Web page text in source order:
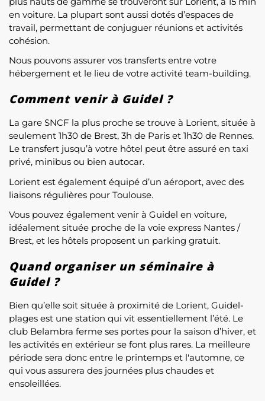
en voiture. La plupart sont aussi dotés d’espaces de
travail, permettant de conjuguer réunions et activités
cohésion.
Nous pouvons assurer vos transferts entre votre
hébergement et le lieu de votre activité team-building.
Comment venir à Guidel ?
La gare SNCF la plus proche se trouve à Lorient, située à
seulement 1h30 de Brest, 3h de Paris et 1h30 de Rennes.
Le transfert jusqu’à votre hôtel peut être assuré en taxi
privé, minibus ou bien autocar.
Lorient est également équipé d’un aéroport, avec des
liaisons régulières pour Toulouse.
Vous pouvez également venir à Guidel en voiture,
idéalement située proche de la voie express Nantes /
Brest, et les hôtels proposent un parking gratuit.
Quand organiser un séminaire à
Guidel ?
Bien qu’elle soit située à proximité de Lorient, Guidel-
plages est une station qui vit essentiellement l’été. Le
club Belambra ferme ses portes pour la saison d’hiver, et
les activités en extérieur se font plus rares. La meilleure
période sera donc entre le printemps et l'automne, ce
qui vous assurera des journées plus chaudes et
ensoleillées.